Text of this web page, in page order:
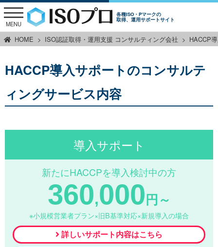
各種ISO・Pマークの
取得、運用サポートサイト
MENU
HOME ISO認証取得・運用支援 コンサルティング会社 HACCP
HACCP導入サポートのコンサルテ
ィングサービス内容
導入サポート
新たにHACCPを導入検討中の方
360,000 円～
※小規模営業者プラン×旧B基準対応×新規導入の場合
詳しいサポート内容はこちら